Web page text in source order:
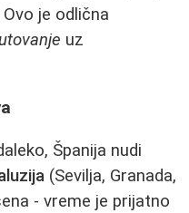
je odlična
uz
Španija nudi
(Sevilja, Granada,
- vreme je prijatno